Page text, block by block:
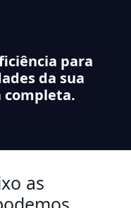
para
da sua
completa.
as